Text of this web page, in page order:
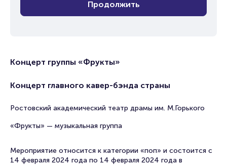
Продолжить
Концерт группы «Фрукты»
Концерт главного кавер-бэнда страны
Ростовский академический театр драмы им. М.Горького
«Фрукты» — музыкальная группа
Мероприятие относится к категории «поп» и состоится с
14 февраля 2024 года по 14 февраля 2024 года в